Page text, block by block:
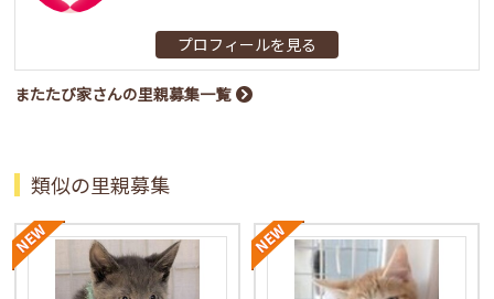
プロフィールを見る
またたび家さんの里親募集一覧
類似の里親募集